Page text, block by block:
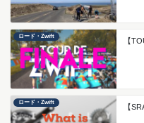
ロード・Zwift
【
ロード・Zwift
【